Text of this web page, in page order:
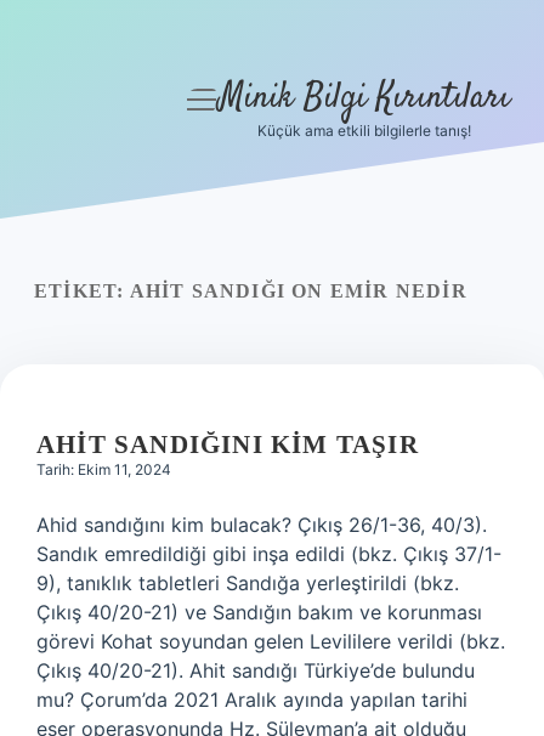
Yasal Uyarı
menüyü
Minik Bilgi Kırıntıları
Küçük ama etkili bilgilerle tanış!
ETIKET: AHIT SANDIĞI ON EMIR NEDIR
AHIT SANDIĞINI KIM TAŞIR
Tarih: Ekim 11, 2024
Ahid sandığını kim bulacak? Çıkış 26/1-36, 40/3).
Sandık emredildiği gibi inşa edildi (bkz. Çıkış 37/1-
9), tanıklık tabletleri Sandığa yerleştirildi (bkz.
Çıkış 40/20-21) ve Sandığın bakım ve korunması
görevi Kohat soyundan gelen Levililere verildi (bkz.
Çıkış 40/20-21). Ahit sandığı Türkiye’de bulundu
mu? Çorum’da 2021 Aralık ayında yapılan tarihi
eser operasyonunda Hz. Süleyman’a ait olduğu